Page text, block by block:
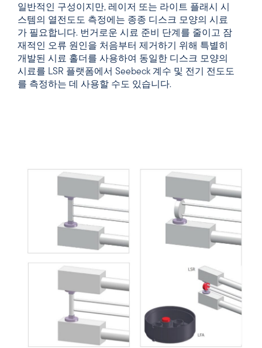
일반적인 구성이지만, 레이저 또는 라이트 플래시 시
스템의 열전도도 측정에는 종종 디스크 모양의 시료
가 필요합니다. 번거로운 시료 준비 단계를 줄이고 잠
재적인 오류 원인을 처음부터 제거하기 위해 특별히
개발된 시료 홀더를 사용하여 동일한 디스크 모양의
시료를 LSR 플랫폼에서 Seebeck 계수 및 전기 전도도
를 측정하는 데 사용할 수도 있습니다.